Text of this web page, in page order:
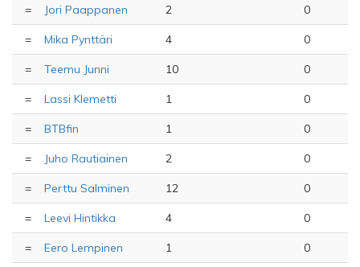
= Jori Paappanen 2 0
= Mika Pynttäri 4 0
= Teemu Junni 10 0
= Lassi Klemetti 1 0
= BTBfin 1 0
= Juho Rautiainen 2 0
= Perttu Salminen 12 0
= Leevi Hintikka 4 0
= Eero Lempinen 1 0